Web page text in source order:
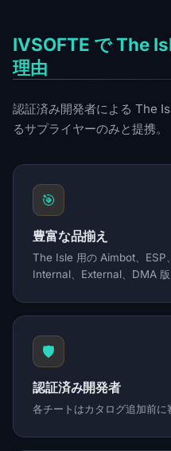
IVSOFTE で The
理由
認証済み開発者による The
るサプライヤーのみと提携。
🎯
豊富な品揃え
The Isle 用の Aimbot、ESP
Internal、External、DMA 版
🛡️
認証済み開発者
各チートはカタログ追加前に